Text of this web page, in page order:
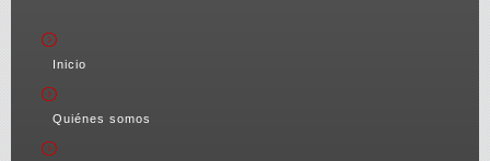
Inicio
Quiénes somos